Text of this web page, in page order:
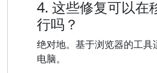
4. 这些修复可以在
行吗？
绝对地。基于浏览器的工具
电脑。